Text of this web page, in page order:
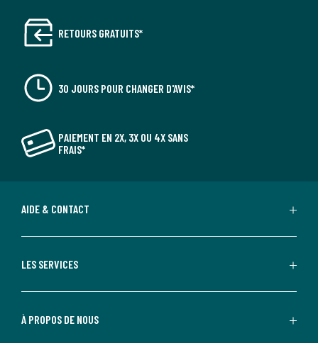
RETOURS GRATUITS*
30 JOURS POUR CHANGER D'AVIS*
PAIEMENT EN 2X, 3X OU 4X SANS
FRAIS*
AIDE & CONTACT
LES SERVICES
À PROPOS DE NOUS